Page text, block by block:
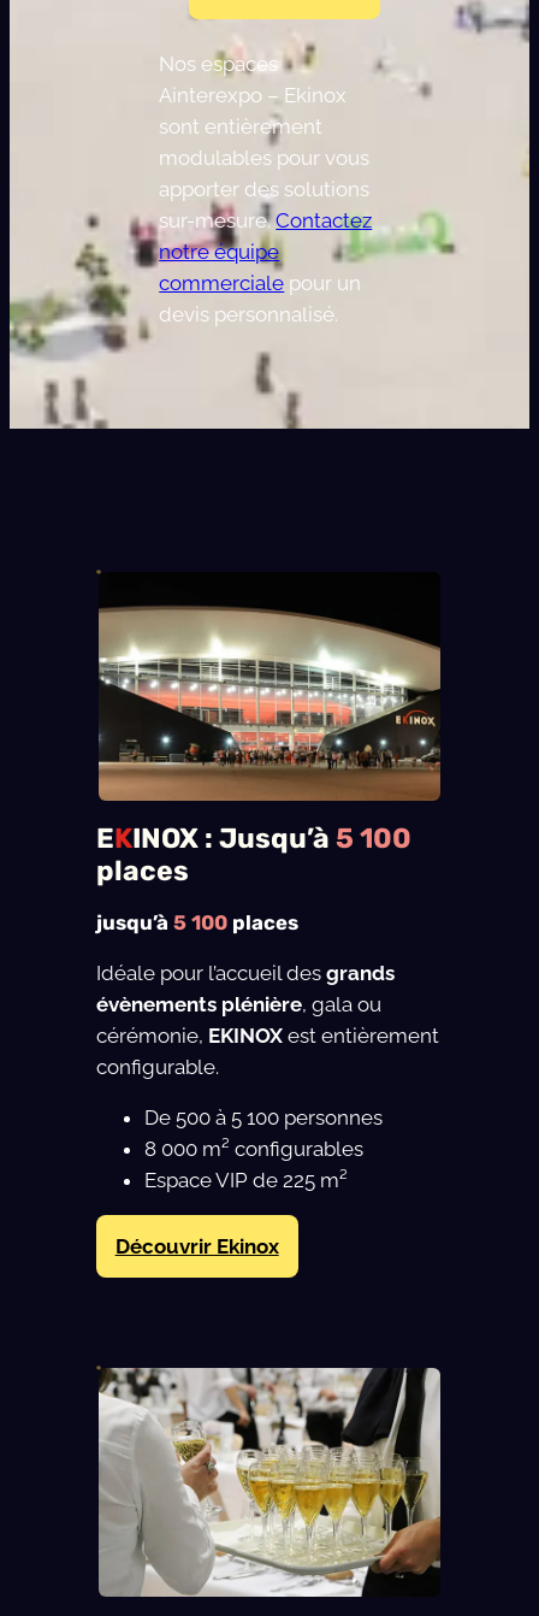
Nos espaces
Ainterexpo – Ekinox
sont entièrement
modulables pour vous
apporter des solutions
sur-mesure.Contactez
notre équipe
commerciale pour un
devis personnalisé.
EKINOX : Jusqu’à 5 100
places
jusqu’à 5 100places
Idéale pour l’accueil des grands
évènements plénière, gala ou
cérémonie, EKINOXest entièrement
configurable.
De 500 à 5 100 personnes
8 000 m² configurables
Espace VIP de 225 m²
Découvrir Ekinox